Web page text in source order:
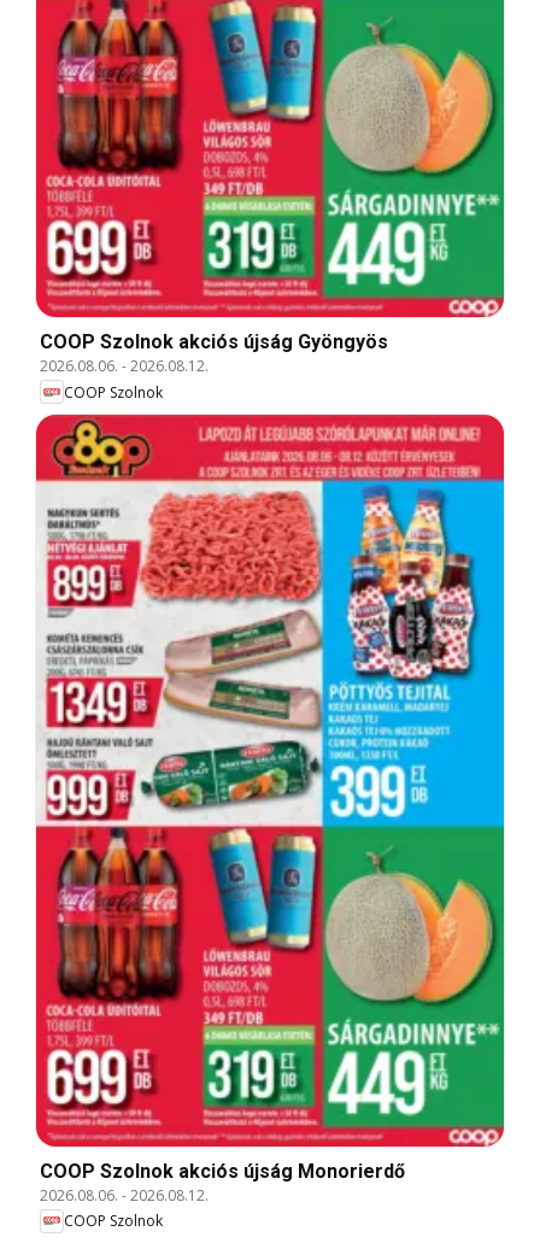
COOP Szolnok akciós újság Gyöngyös
2026.08.06. -2026.08.12.
COOP Szolnok
COOP Szolnok akciós újság Monorierdő
2026.08.06. -2026.08.12.
COOP Szolnok